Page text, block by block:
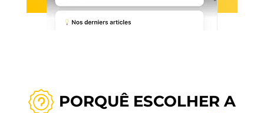
PORQUÊ ESCOLHER A